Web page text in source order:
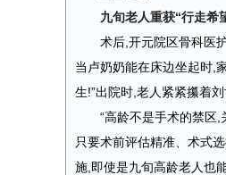
九旬老人重获“行走希
术后,开元院区骨科医
当卢奶奶能在床边坐起时,
生!”出院时,老人紧紧攥着
“高龄不是手术的禁区,
只要术前评估精准、术式
施,即使是九旬高龄老人也